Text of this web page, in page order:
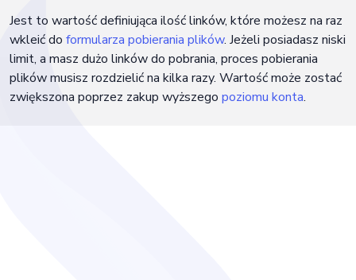
Jest to wartość definiująca ilość linków, które możesz na raz
wkleić do formularza pobierania plików. Jeżeli posiadasz niski
limit, a masz dużo linków do pobrania, proces pobierania
plików musisz rozdzielić na kilka razy. Wartość może zostać
zwiększona poprzez zakup wyższego poziomu konta.